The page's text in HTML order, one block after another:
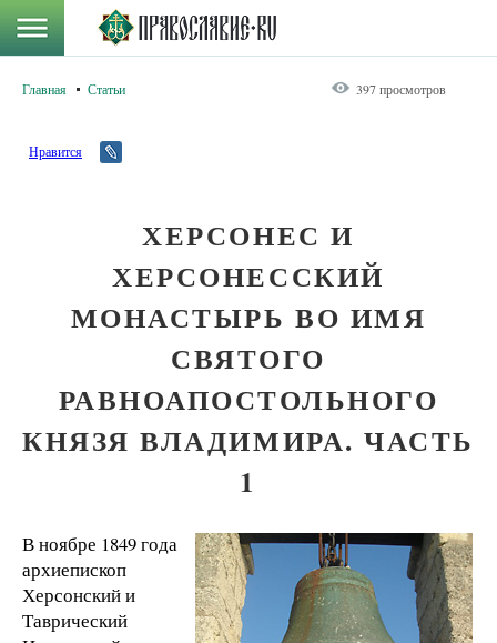
Главная Статьи 397 просмотров
Нравится
ХЕРСОНЕС И
ХЕРСОНЕССКИЙ
МОНАСТЫРЬ ВО ИМЯ
СВЯТОГО
РАВНОАПОСТОЛЬНОГО
КНЯЗЯ ВЛАДИМИРА. ЧАСТЬ
1
В ноябре 1849 года
архиепископ
Херсонский и
Таврический